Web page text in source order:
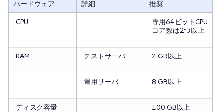
ハードウェア 詳細
推奨
CPU
専用64ビットCPU
コア数は2つ以上
RAM テストサーバ 2 GB以上
運用サーバ 8 GB以上
ディスク容量 100 GB以上